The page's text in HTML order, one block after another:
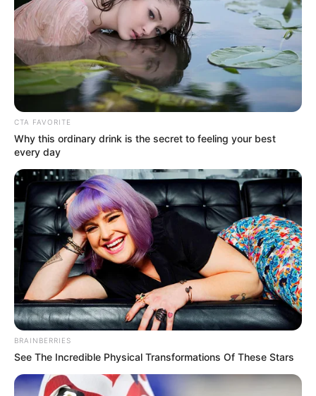
CTA FAVORITE
Why this ordinary drink is the secret to feeling your best
every day
BRAINBERRIES
See The Incredible Physical Transformations Of These Stars